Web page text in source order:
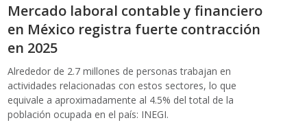
Mercado laboral contable y financiero
en México registra fuerte contracción
en 2025
Alrededor de 2.7 millones de personas trabajan en
actividades relacionadas con estos sectores, lo que
equivale a aproximadamente al 4.5% del total de la
población ocupada en el país: INEGI.